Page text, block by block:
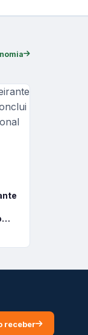
receber